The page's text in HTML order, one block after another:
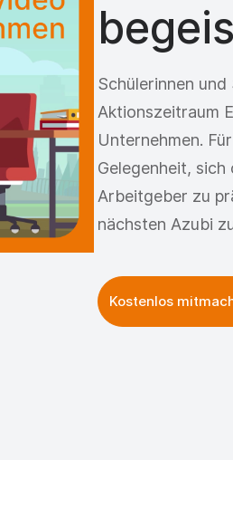
Schülerinnen
Aktionszeitraum
Unternehmen.
Gelegenheit,
Arbeitgeber zu
nächsten Azubi
Kostenlos